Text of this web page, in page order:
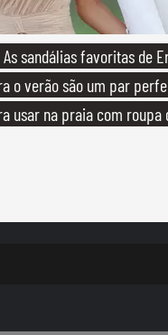
sandálias favoritas de
o verão são um par
usar na praia com roupa